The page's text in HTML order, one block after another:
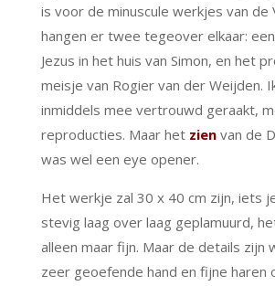
is voor de minuscule werkjes van de
hangen er twee tegeover elkaar:
Jezus in het huis van Simon, en het
meisje van Rogier van der Weijden.
inmiddels mee vertrouwd geraakt,
reproducties. Maar het zienvan de
was wel een eye opener.
Het werkje zal 30 x 40 cm zijn, iets
stevig laag over laag geplamuurd,
alleen maar fijn. Maar de details zijn
zeer geoefende hand en fijne haren